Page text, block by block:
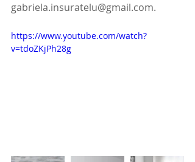
gabriela.insuratelu@gmail.com.
https://www.youtube.com/watch?
v=tdoZKjPh28g